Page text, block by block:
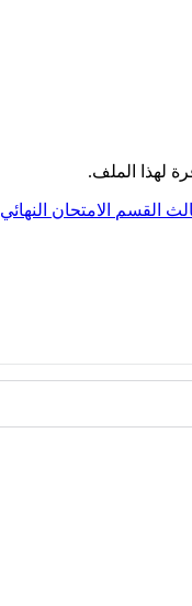
لهذا الملف.
القسم الامتحان النهائي